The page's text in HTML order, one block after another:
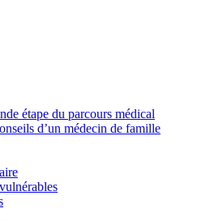
étape du parcours médical
d’un médecin de famille